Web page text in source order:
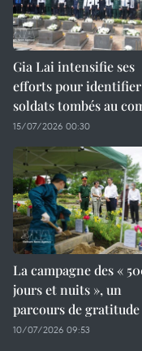
Gia Lai intensifie ses
efforts pour
soldats tombés au
15/07/2026 00:30
La campagne des «
jours et nuits », un
parcours de gratitude
10/07/2026 09:53